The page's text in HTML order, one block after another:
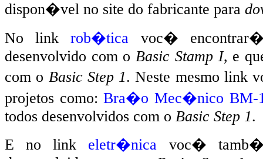
dispon�vel no site do fabricante para
No link
rob�tica voc�
desenvolvido com oBasic Stamp I, e
com o Basic Step 1. Neste mesmo link
projetos como:Bra�o Mec�nico BM-
todos desenvolvidos com o Basic Step 1.
E no link eletr�nica voc�